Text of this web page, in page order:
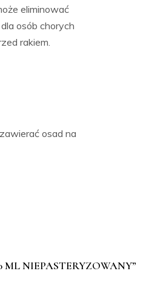
eliminować
osób chorych
rakiem.
osad na
NIEPASTERYZOWANY”